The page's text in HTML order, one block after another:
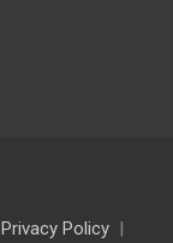
Privacy Policy